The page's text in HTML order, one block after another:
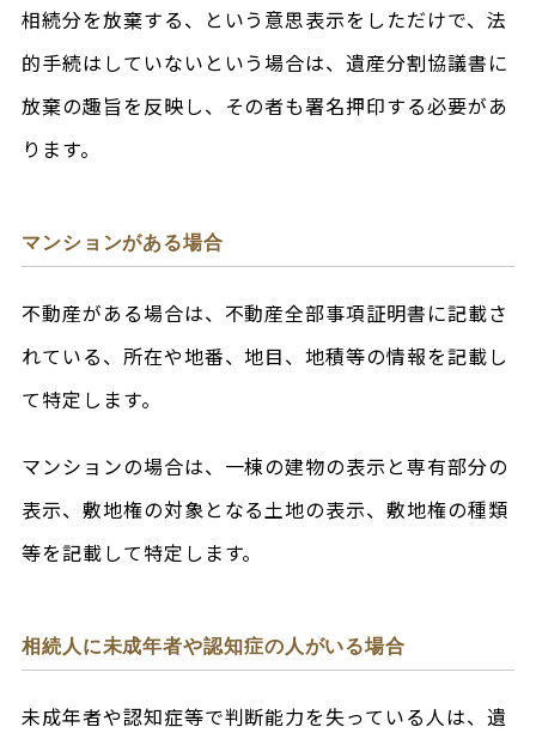
相続分を放棄する、という意思表示をしただけで、法
的手続はしていないという場合は、遺産分割協議書に
放棄の趣旨を反映し、その者も署名押印する必要があ
ります。
マンションがある場合
不動産がある場合は、不動産全部事項証明書に記載さ
れている、所在や地番、地目、地積等の情報を記載し
て特定します。
マンションの場合は、一棟の建物の表示と専有部分の
表示、敷地権の対象となる土地の表示、敷地権の種類
等を記載して特定します。
相続人に未成年者や認知症の人がいる場合
未成年者や認知症等で判断能力を失っている人は、遺